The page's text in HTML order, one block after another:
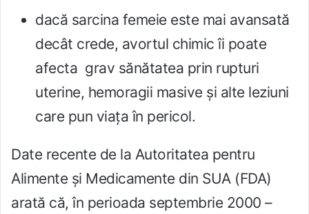
dacă sarcina femeie este mai avansată
decât crede, avortul chimic îi poate
afecta grav sănătatea prin rupturi
uterine, hemoragii masive și alte leziuni
care pun viața în pericol.
Date recente de la Autoritatea pentru
Alimente și Medicamente din SUA (FDA)
arată că, în perioada septembrie 2000 –